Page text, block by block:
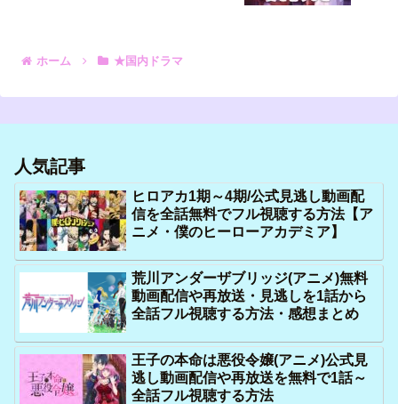
ホーム ★国内ドラマ
人気記事
ヒロアカ1期～4期/公式見逃し動画配
信を全話無料でフル視聴する方法【ア
ニメ・僕のヒーローアカデミア】
荒川アンダーザブリッジ(アニメ)無料
動画配信や再放送・見逃しを1話から
全話フル視聴する方法・感想まとめ
王子の本命は悪役令嬢(アニメ)公式見
逃し動画配信や再放送を無料で1話～
全話フル視聴する方法